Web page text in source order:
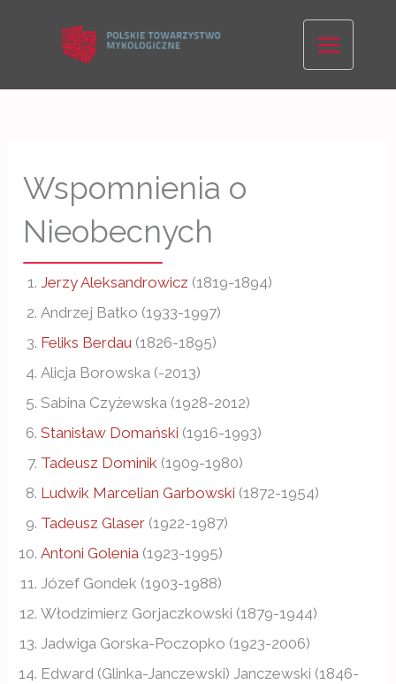
Wspomnienia o
Nieobecnych
Jerzy Aleksandrowicz (1819-1894)
Andrzej Batko (1933-1997)
Feliks Berdau (1826-1895)
Alicja Borowska (-2013)
Sabina Czyżewska (1928-2012)
Stanisław Domański (1916-1993)
Tadeusz Dominik (1909-1980)
Ludwik Marcelian Garbowski (1872-1954)
Tadeusz Glaser (1922-1987)
Antoni Golenia (1923-1995)
Józef Gondek (1903-1988)
Włodzimierz Gorjaczkowski (1879-1944)
Jadwiga Gorska-Poczopko (1923-2006)
Edward (Glinka-Janczewski) Janczewski (1846-